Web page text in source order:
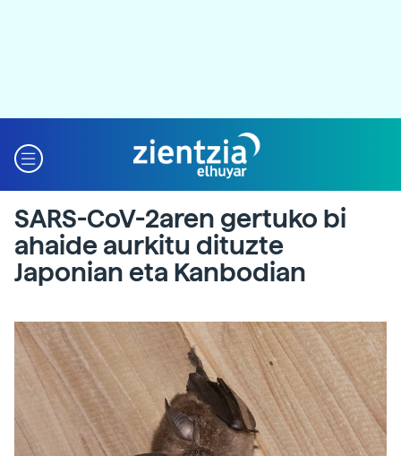
SARS-CoV-2aren gertuko bi
ahaide aurkitu dituzte
Japonian eta Kanbodian